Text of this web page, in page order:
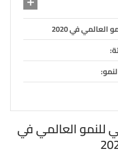
في 2020
للنمو العالمي في